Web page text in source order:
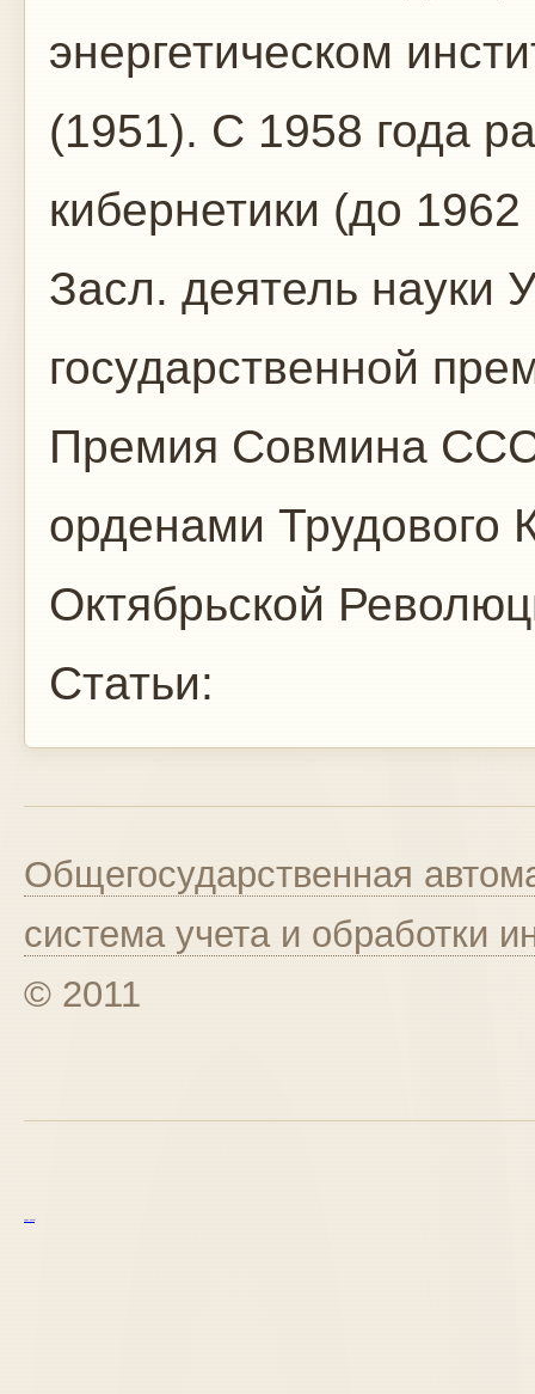
энергетическом
(1951). С 1958 года
кибернетики (до
Засл. деятель науки
государственной
Премия Совмина
орденами Трудового
Октябрьской
Статьи:
Общегосударственная
система учета и обработки
© 2011
курс excel